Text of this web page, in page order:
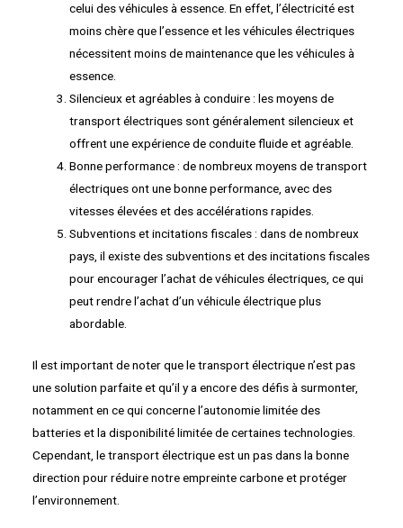
celui des véhicules à essence. En effet, l’électricité est
moins chère que l’essence et les véhicules électriques
nécessitent moins de maintenance que les véhicules à
essence.
Silencieux et agréables à conduire : les moyens de
transport électriques sont généralement silencieux et
offrent une expérience de conduite fluide et agréable.
Bonne performance : de nombreux moyens de transport
électriques ont une bonne performance, avec des
vitesses élevées et des accélérations rapides.
Subventions et incitations fiscales : dans de nombreux
pays, il existe des subventions et des incitations fiscales
pour encourager l’achat de véhicules électriques, ce qui
peut rendre l’achat d’un véhicule électrique plus
abordable.
Il est important de noter que le transport électrique n’est pas
une solution parfaite et qu’il y a encore des défis à surmonter,
notamment en ce qui concerne l’autonomie limitée des
batteries et la disponibilité limitée de certaines technologies.
Cependant, le transport électrique est un pas dans la bonne
direction pour réduire notre empreinte carbone et protéger
l’environnement.